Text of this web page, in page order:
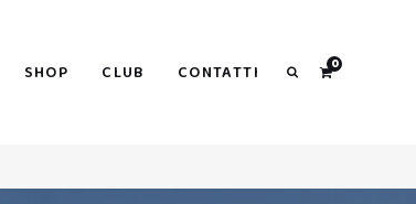
SHOP CLUB CONTATTI 0